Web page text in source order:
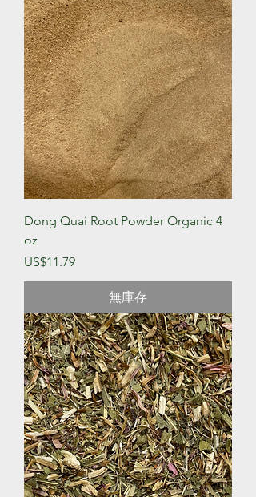
Dong Quai Root Powder Organic 4
oz
價格
US$11.79
無庫存